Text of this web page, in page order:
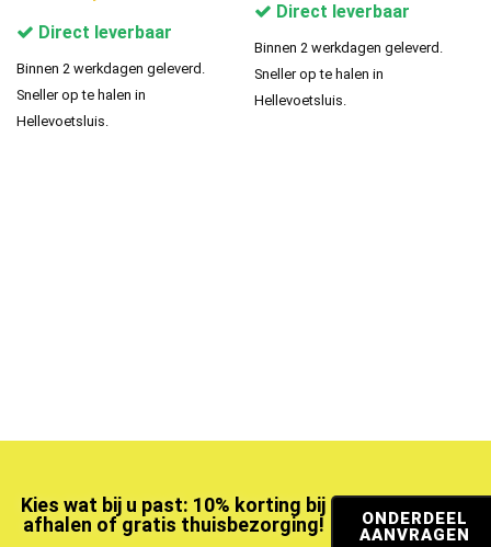
Direct leverbaar
Binnen 2 werkdagen geleverd.
Sneller op te halen in
Hellevoetsluis.
Direct leverbaar
Binnen 2 werkdagen geleverd.
Sneller op te halen in
Hellevoetsluis.
Kies wat bij u past: 10% korting bij
afhalen of gratis thuisbezorging!
ONDERDEEL
AANVRAGEN